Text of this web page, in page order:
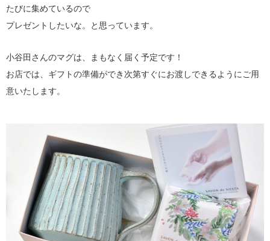
たびに集めているので
プレゼントしたいな。と思っています。
小谷田さんのマグは、まもなく届く予定です！
お店では、ギフトの準備ができ次第すぐにお渡しできるようにご用
意いたします。